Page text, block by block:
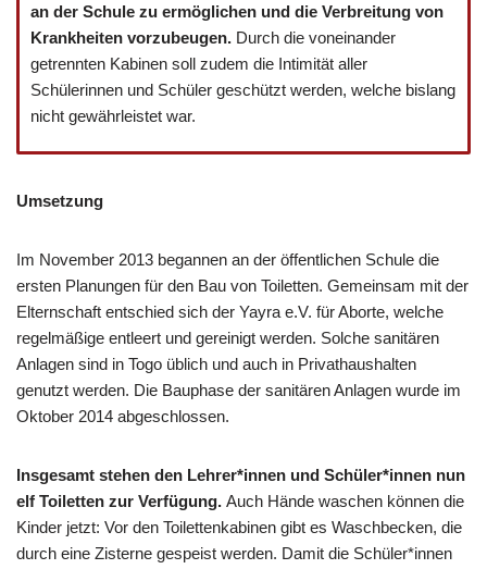
an der Schule zu ermöglichen und die Verbreitung von
Krankheiten vorzubeugen. Durch die voneinander
getrennten Kabinen soll zudem die Intimität aller
Schülerinnen und Schüler geschützt werden, welche bislang
nicht gewährleistet war.
Umsetzung
Im November 2013 begannen an der öffentlichen Schule die
ersten Planungen für den Bau von Toiletten. Gemeinsam mit der
Elternschaft entschied sich der Yayra e.V. für Aborte, welche
regelmäßige entleert und gereinigt werden. Solche sanitären
Anlagen sind in Togo üblich und auch in Privathaushalten
genutzt werden. Die Bauphase der sanitären Anlagen wurde im
Oktober 2014 abgeschlossen.
Insgesamt stehen den Lehrer*innen und Schüler*innen nun
elf Toiletten zur Verfügung. Auch Hände waschen können die
Kinder jetzt: Vor den Toilettenkabinen gibt es Waschbecken, die
durch eine Zisterne gespeist werden. Damit die Schüler*innen